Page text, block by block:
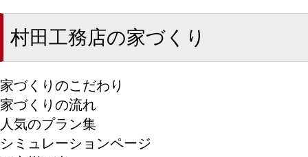
村田工務店の家づくり
家づくりのこだわり
家づくりの流れ
人気のプラン集
シミュレーションページ